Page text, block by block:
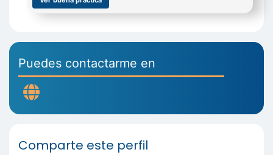
Puedes contactarme en
Comparte este perfil